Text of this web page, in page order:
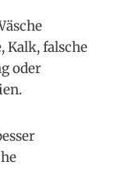
Kalk, falsche
oder